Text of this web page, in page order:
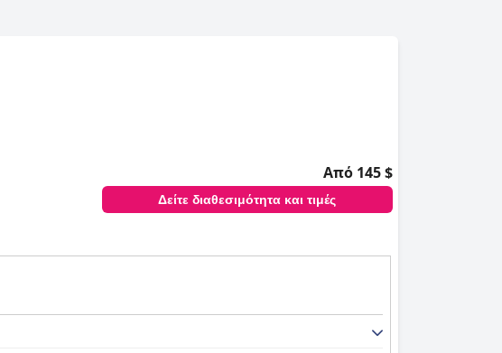
Από 145 $
Δείτε διαθεσιμότητα και τιμές